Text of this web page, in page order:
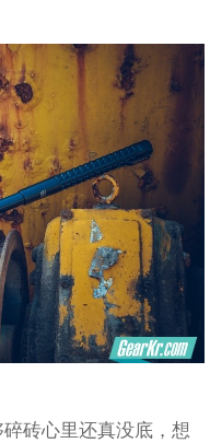
砖心里还真没底，想